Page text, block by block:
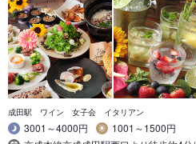
成田駅 ワイン 女子会 イタリアン
3001～4000円
1001～1500円